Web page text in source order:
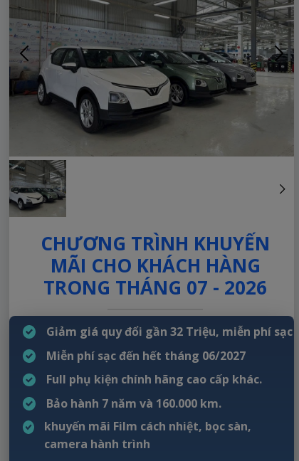
CHƯƠNG TRÌNH KHUYẾN
MÃI CHO KHÁCH HÀNG
TRONG THÁNG 07 - 2026
Full phụ kiện chính hãng cao cấp khác.
Bảo hành 7 năm và 160.000 km.
khuyến mãi Film cách nhiệt, bọc sàn,
camera hành trình
Miễn phí sạc đến hết tháng 06/2027
Giảm giá quy đổi gần 32 Triệu, miễn phí sạc